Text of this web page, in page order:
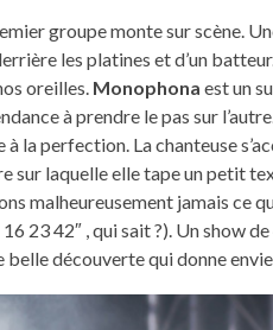
groupe monte sur scène.
les platines et d’un
oreilles. Monophona est un
à prendre le pas sur
à la perfection. La chanteuse
sur laquelle elle tape un petit
malheureusement jamais ce
23 42″ , qui sait ?). Un show de
belle découverte qui donne